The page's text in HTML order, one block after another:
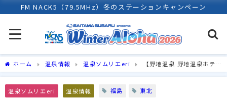
FM NACK5（79.5MHz）冬のステーションキャンペーン
ホーム 温泉情報 温泉ソムリエeri
【野地温泉 野地温泉ホテ
温泉ソムリエeri 温泉情報 福島 東北